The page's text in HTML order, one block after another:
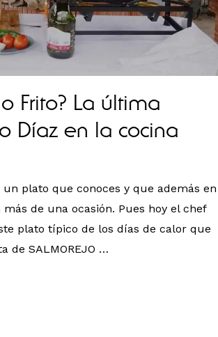
Frito? La última
Díaz en la cocina
plato que conoces y que además en
de una ocasión. Pues hoy el chef
plato típico de los días de calor que
de SALMOREJO …